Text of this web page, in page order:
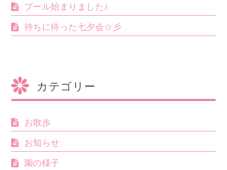
プール始まりました♪
待ちに待った七夕会☆彡
カテゴリー
お散歩
お知らせ
園の様子